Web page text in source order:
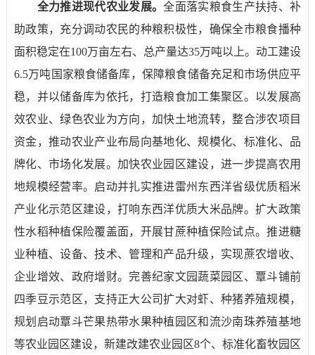
全力推进现代农业发展。全面落实粮食生产扶持、补
助政策，充分调动农民的种粮积极性，确保全市粮食播种
面积稳定在100万亩左右、总产量达35万吨以上。动工建设
6.5万吨国家粮食储备库，保障粮食储备充足和市场供应平
稳，并以储备库为依托，打造粮食加工集聚区。以发展高
效农业、绿色农业为方向，加快土地流转，整合涉农项目
资金，推动农业产业布局向基地化、规模化、标准化、品
牌化、市场化发展。加快农业园区建设，进一步提高农用
地规模经营率。启动并扎实推进雷州东西洋省级优质稻米
产业化示范区建设，打响东西洋优质大米品牌。扩大政策
性水稻种植保险覆盖面，开展甘蔗种植保险试点。推进糖
业种植、设备、技术、管理和产品升级，实现蔗农增收、
企业增效、政府增财。完善纪家文园蔬菜园区、覃斗铺前
四季豆示范区，支持正大公司扩大对虾、种猪养殖规模，
规划启动覃斗芒果热带水果种植园区和流沙南珠养殖基地
等农业园区建设，新建改建农业园区8个、标准化畜牧园区